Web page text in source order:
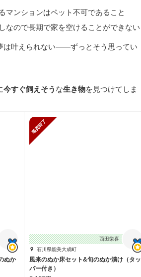
マンションはペット不可であること
なので長期で家を空けることができない
は叶えられない――ずっとそう思ってい
今すぐ飼えそう な生き物を見つけてしま
ぬか
西田栄喜
石川県能美大成町
風来のぬか床セット&旬のぬか漬け（タッ
パー付き）